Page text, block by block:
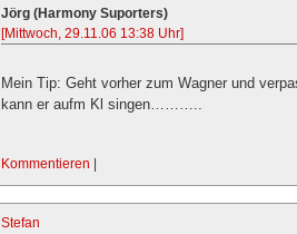
Jörg (Harmony Suporters)
[Mittwoch, 29.11.06 13:38 Uhr]
Mein Tip: Geht vorher zum Wagner und
kann er aufm Kl singen………..
Kommentieren
Stefan